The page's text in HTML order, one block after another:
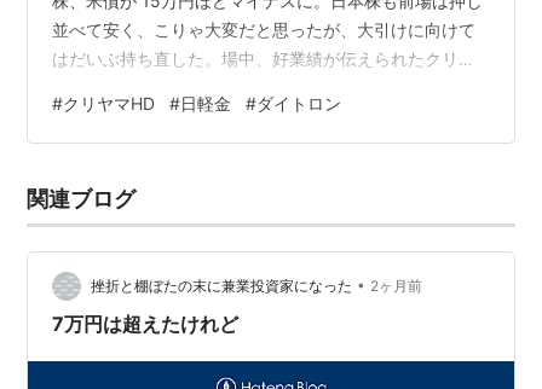
並べて安く、こりゃ大変だと思ったが、大引けに向けて
はだいぶ持ち直した。場中、好業績が伝えられたクリヤ
け後の決算発表で通期経常利益の上方修正と増配を発表
した。
#クリヤマHD #日軽金 #ダイトロン
関連ブログ
挫折と棚ぼたの末に兼業投資家になった • 2ヶ月前
7万円は超えたけれど